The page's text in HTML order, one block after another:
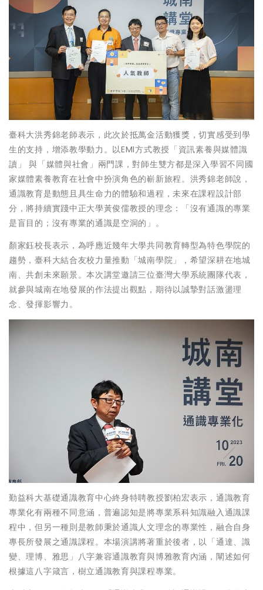
臺科大洪秀錦老師表示，此次於抵萬金活動獲獎，切實感受到學
生的支持，增添教學動力。以EMI方式教授「資訊素養與媒體識
讀」 與「媒體與社會」兩門課，對師生雙方都是深入學習不同國
家媒體素養教育在社會中扮演角色的嶄新旅程。洪秀錦老師說，
通識教育是動態且具生命力的體驗和過程，未來在課程設計部
分，將持續實踐中正大學黃俊儒教授的理念：「沒有通識的專業
是盲目的；沒有專業的通識是空洞的」。
顏家鈺校長表示，為呼應近幾年大學共同教育轉型為特色學院的
趨勢，臺科大結合友校力量推動「城南學院」，希望深耕在地城
南、共創未來願景。本次講堂邀請三位臺灣大學系統團隊代表，
就參與城南在地發展的作法提出觀點，期待以誠摯對話激盪理
念、發揮影響力。
勤益科大基礎通識教育中心終身特聘教授劉柏宏表示，通識教育
專業化有兩種不同意涵，普遍認知是將專業系科知識融入通識課
程中，但另一種則是教師秉於通識人文理念的專業性，融合自身
專長所發展之通識課程。本場演講將著重於後者，以「通達、識
變、理博、雅思」八字兼容通識教育與博雅教育內涵，闡述如何
根據這八字箴言，樹立通識教育與課程專業。